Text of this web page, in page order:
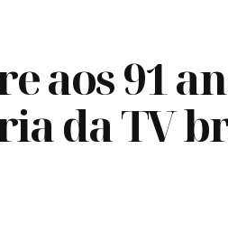
aos 91
da TV